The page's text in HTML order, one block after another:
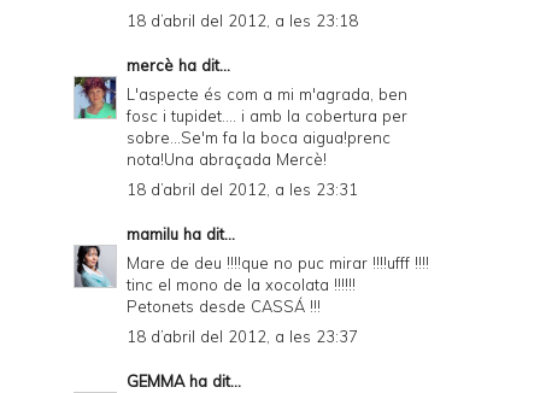
18 d’abril del 2012, a les 23:18
mercè ha dit...
L'aspecte és com a mi m'agrada, ben
fosc i tupidet.... i amb la cobertura per
sobre...Se'm fa la boca aigua!prenc
nota!Una abraçada Mercè!
18 d’abril del 2012, a les 23:31
mamilu ha dit...
Mare de deu !!!!que no puc mirar !!!!ufff !!!!
tinc el mono de la xocolata !!!!!!
Petonets desde CASSÁ !!!
18 d’abril del 2012, a les 23:37
GEMMAha dit...